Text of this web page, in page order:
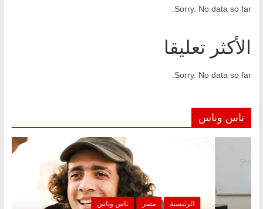
Sorry. No data so far.
الأكثر تعليقا
Sorry. No data so far.
ناس وناس
الرئيسية ناس وناس